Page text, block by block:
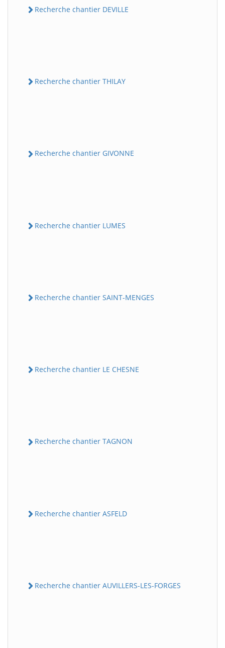
Recherche chantier DEVILLE
Recherche chantier THILAY
Recherche chantier GIVONNE
Recherche chantier LUMES
Recherche chantier SAINT-MENGES
Recherche chantier LE CHESNE
Recherche chantier TAGNON
Recherche chantier ASFELD
Recherche chantier AUVILLERS-LES-FORGES